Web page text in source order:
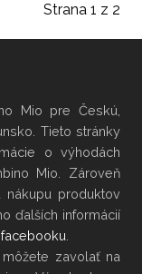
Strana 1 z 2
Mio pre Českú,
Tieto stránky
o výhodách
Mio. Zároveň
nákupu produktov
ďalších informácií
facebooku
môžete zavolať na